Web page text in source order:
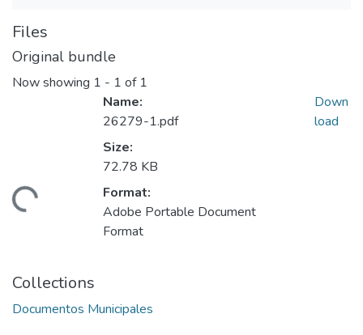
Files
Original bundle
Now showing 1 - 1 of 1
Name:
26279-1.pdf
Size:
72.78 KB
Format:
Adobe Portable Document
Format
Down
load
Collections
Documentos Municipales